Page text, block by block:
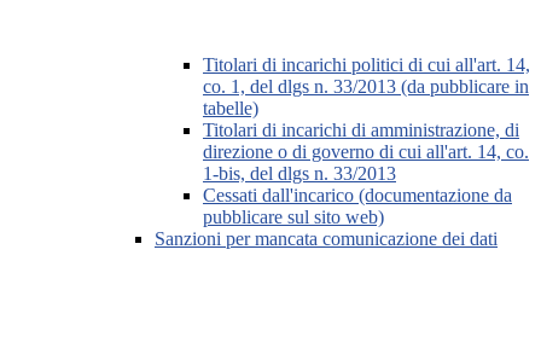
Titolari di incarichi politici di cui all'art. 14,
co. 1, del dlgs n. 33/2013 (da pubblicare in
tabelle)
Titolari di incarichi di amministrazione, di
direzione o di governo di cui all'art. 14, co.
1-bis, del dlgs n. 33/2013
Cessati dall'incarico (documentazione da
pubblicare sul sito web)
Sanzioni per mancata comunicazione dei dati